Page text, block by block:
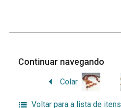
Continuar navegando
Colar
Voltar para a lista de itens